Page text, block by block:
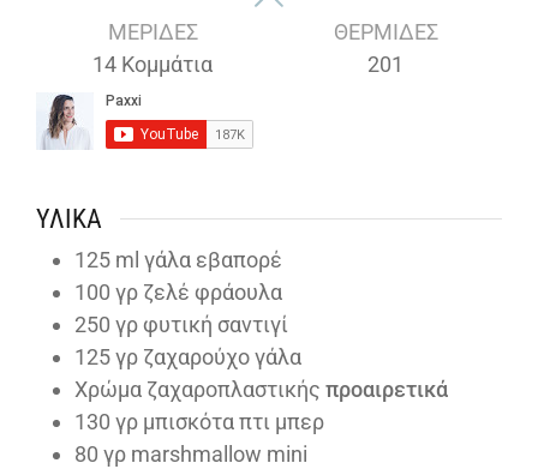
ΜΕΡΊΔΕΣ
14 Κομμάτια
ΘΕΡΜΊΔΕΣ
201
ΥΛΙΚΆ
125 ml γάλα εβαπορέ
100 γρ ζελέ φράουλα
250 γρ φυτική σαντιγί
125γρ ζαχαρούχο γάλα
Χρώμα ζαχαροπλαστικής προαιρετικά
130 γρ μπισκότα πτι μπερ
80 γρ marshmallow mini